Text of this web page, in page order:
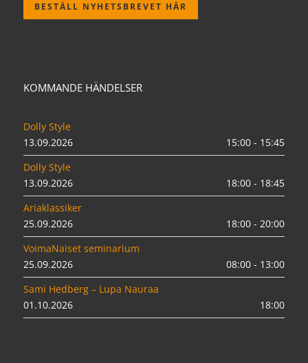
BESTÄLL NYHETSBREVET HÄR
KOMMANDE HÄNDELSER
Dolly Style
13.09.2026
15:00 - 15:45
Dolly Style
13.09.2026
18:00 - 18:45
Ariaklassiker
25.09.2026
18:00 - 20:00
VoimaNaiset seminarium
25.09.2026
08:00 - 13:00
Sami Hedberg – Lupa Nauraa
01.10.2026
18:00